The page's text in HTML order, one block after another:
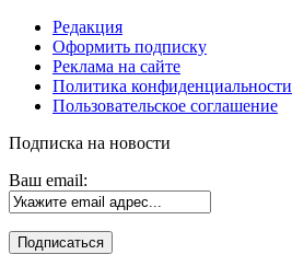
Редакция
Оформить подписку
Реклама на сайте
Политика конфиденциальности
Пользовательское соглашение
Подписка на новости
Ваш email: